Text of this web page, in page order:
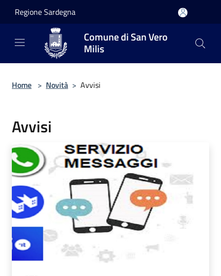
Regione Sardegna
Comune di San Vero
Milis
Home > Novità > Avvisi
Avvisi